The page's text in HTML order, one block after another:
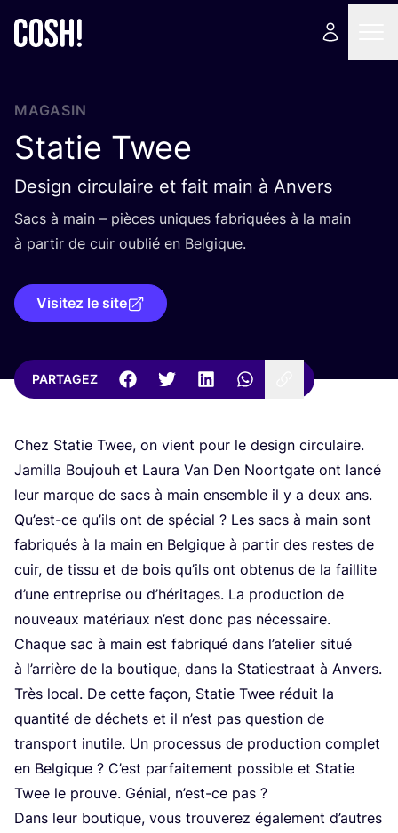
MAGASIN
Statie Twee
Design circulaire et fait main à Anvers
Sacs à main – pièces uniques fabri­quées à la main
à par­tir de cuir oublié en Belgique.
Visitez le site
PARTAGEZ
Chez Sta­tie Twee, on vient pour le desi­gn cir­cu­laire.
Jamil­la Bou­jouh et Lau­ra Van Den Noort­gate ont lan­cé
leur marque de sacs à main ensemble il y a deux ans.
Qu’est-ce qu’ils ont de spé­cial ? Les sacs à main sont
fabri­qués à la main en Bel­gique à par­tir des restes de
cuir, de tis­su et de bois qu’ils ont obte­nus de la faillite
d’une entre­prise ou d’hé­ri­tages. La pro­duc­tion de
nou­veaux maté­riaux n’est donc pas nécessaire.
Chaque sac à main est fabri­qué dans l’a­te­lier situé
à l’ar­rière de la bou­tique, dans la Sta­ties­traat à Anvers.
Très local. De cette façon, Sta­tie Twee réduit la
quan­ti­té de déchets et il n’est pas ques­tion de
trans­port inutile. Un pro­ces­sus de pro­duc­tion com­plet
en Bel­gique ? C’est par­fai­te­ment pos­sible et Sta­tie
Twee le prouve. Génial, n’est-ce pas ?
Dans leur bou­tique, vous trou­ve­rez éga­le­ment d’autres